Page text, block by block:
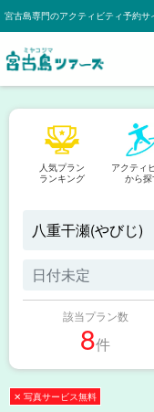
宮古島専門のアクティビティ予約
人気プラン
ランキング
アクティ
から探
該当プラン数
8件
✕ 写真サービス無料